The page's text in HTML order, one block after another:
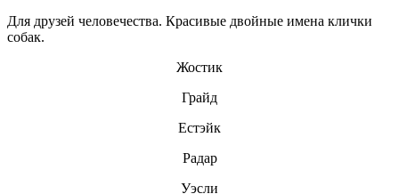
Для друзей человечества. Красивые двойные имена клички
собак.
Жостик
Грайд
Естэйк
Радар
Уэсли